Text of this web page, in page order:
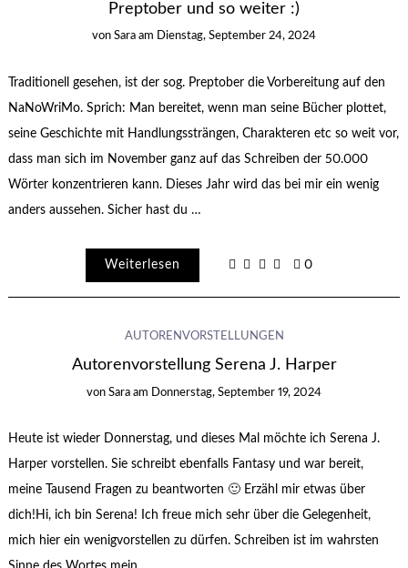
Preptober und so weiter :)
von Sara am Dienstag, September 24, 2024
Traditionell gesehen, ist der sog. Preptober die Vorbereitung auf den
NaNoWriMo. Sprich: Man bereitet, wenn man seine Bücher plottet,
seine Geschichte mit Handlungssträngen, Charakteren etc so weit vor,
dass man sich im November ganz auf das Schreiben der 50.000
Wörter konzentrieren kann. Dieses Jahr wird das bei mir ein wenig
anders aussehen. Sicher hast du …
Weiterlesen 0
AUTORENVORSTELLUNGEN
Autorenvorstellung Serena J. Harper
von Sara am Donnerstag, September 19, 2024
Heute ist wieder Donnerstag, und dieses Mal möchte ich Serena J.
Harper vorstellen. Sie schreibt ebenfalls Fantasy und war bereit,
meine Tausend Fragen zu beantworten 🙂 Erzähl mir etwas über
dich!Hi, ich bin Serena! Ich freue mich sehr über die Gelegenheit,
mich hier ein wenigvorstellen zu dürfen. Schreiben ist im wahrsten